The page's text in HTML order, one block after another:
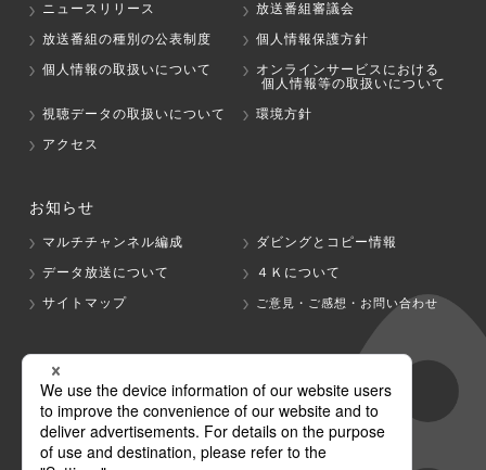
ニュースリリース
放送番組審議会
放送番組の種別の公表制度
個人情報保護方針
個人情報の取扱いについて
オンラインサービスにおける
個人情報等の取扱いについて
視聴データの取扱いについて
環境方針
アクセス
お知らせ
マルチチャンネル編成
ダビングとコピー情報
データ放送について
４Ｋについて
サイトマップ
ご意見・ご感想・お問い合わせ
グループ会社
テレビ朝日 テレ朝チャンネル